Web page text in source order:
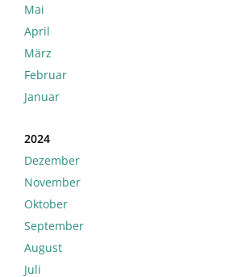
Mai
April
März
Februar
Januar
2024
Dezember
November
Oktober
September
August
Juli